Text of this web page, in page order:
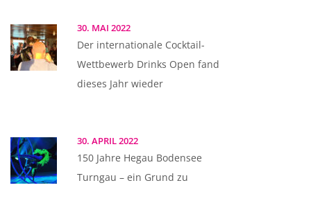
30. MAI 2022
Der internationale Cocktail-
Wettbewerb Drinks Open fand
dieses Jahr wieder
30. APRIL 2022
150 Jahre Hegau Bodensee
Turngau – ein Grund zu